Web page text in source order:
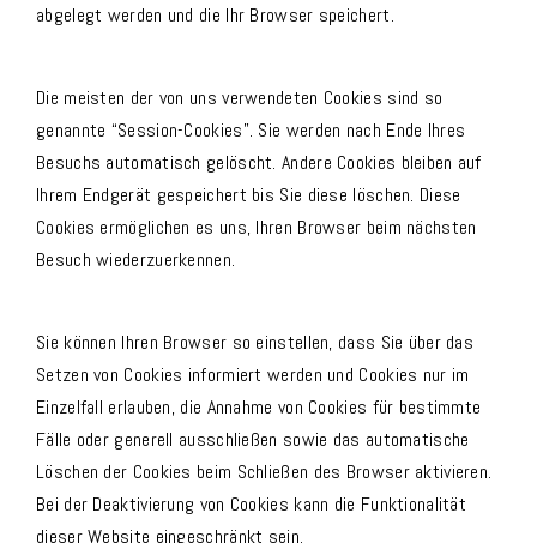
abgelegt werden und die Ihr Browser speichert.
Die meisten der von uns verwendeten Cookies sind so
genannte “Session-Cookies”. Sie werden nach Ende Ihres
Besuchs automatisch gelöscht. Andere Cookies bleiben auf
Ihrem Endgerät gespeichert bis Sie diese löschen. Diese
Cookies ermöglichen es uns, Ihren Browser beim nächsten
Besuch wiederzuerkennen.
Sie können Ihren Browser so einstellen, dass Sie über das
Setzen von Cookies informiert werden und Cookies nur im
Einzelfall erlauben, die Annahme von Cookies für bestimmte
Fälle oder generell ausschließen sowie das automatische
Löschen der Cookies beim Schließen des Browser aktivieren.
Bei der Deaktivierung von Cookies kann die Funktionalität
dieser Website eingeschränkt sein.